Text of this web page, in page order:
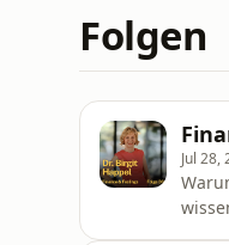
Folgen
Jul 28,